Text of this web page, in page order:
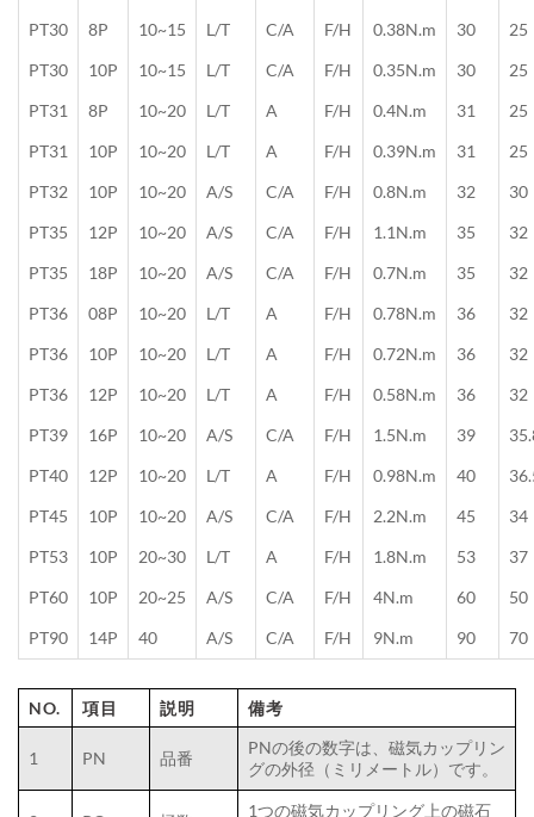
PT30
8P 10~15 L/T C/A F/H 0.38N.m 30
25
PT30
10P 10~15 L/T C/A F/H 0.35N.m 30
25
PT31
8P 10~20 L/T A F/H 0.4N.m 31
25
PT31
10P 10~20 L/T A F/H 0.39N.m 31
25
PT32
10P 10~20 A/S C/A F/H 0.8N.m 32
30
PT35
12P 10~20 A/S C/A F/H 1.1N.m 35
32
PT35
18P 10~20 A/S C/A F/H 0.7N.m 35
32
PT36
08P 10~20 L/T A F/H 0.78N.m 36
32
PT36
10P 10~20 L/T A F/H 0.72N.m 36
32
PT36
12P 10~20 L/T A F/H 0.58N.m 36
32
PT39
16P 10~20 A/S C/A F/H 1.5N.m 39
PT40
12P 10~20 L/T A F/H 0.98N.m 40
PT45
10P 10~20 A/S C/A F/H 2.2N.m 45
34
PT53
10P 20~30 L/T A F/H 1.8N.m 53
37
PT60
10P 20~25 A/S C/A F/H 4N.m 60
50
PT90
14P 40 A/S C/A F/H 9N.m 90 70
NO. 項目 説明 備考
1 PN 品番
PNの後の数字は、磁気カップリン
グの外径（ミリメートル）です。
1つの磁気カップリング上の磁石